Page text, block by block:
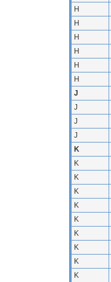
H
H
H
H
H
H
J
J
J
J
K
K
K
K
K
K
K
K
K
K